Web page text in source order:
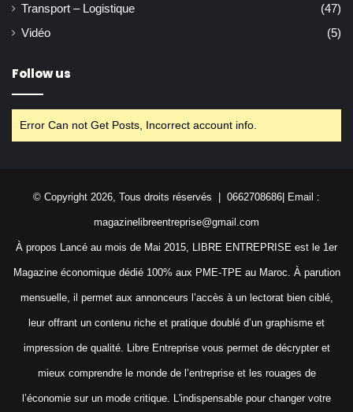
Transport – Logistique
(47)
Vidéo
(5)
Follow us
Error Can not Get Posts, Incorrect account info.
© Copyright 2026, Tous droits réservés | 0662708686| Email :
magazinelibreentreprise@gmail.com
À propos Lancé au mois de Mai 2015, LIBRE ENTREPRISE est le 1er
Magazine économique dédié 100% aux PME-TPE au Maroc. À parution
mensuelle, il permet aux annonceurs l’accès à un lectorat bien ciblé,
leur offrant un contenu riche et pratique doublé d’un graphisme et
impression de qualité. Libre Entreprise vous permet de décrypter et
mieux comprendre le monde de l’entreprise et les rouages de
l’économie sur un mode critique. L'indispensable pour changer votre